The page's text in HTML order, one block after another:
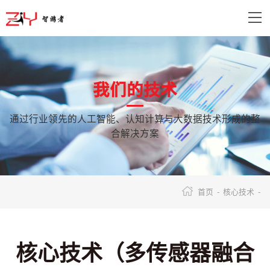
我们的技术
通过行业领先的人工智能、认知计算与大数据技术形成的整
合解决方案
首页 - 核心技术 -
核心技术（多传感器融合